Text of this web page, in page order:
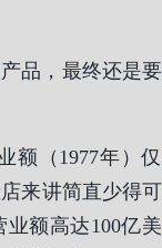
品，最终还是要
额（1977年）仅
来讲简直少得可
额高达100亿美